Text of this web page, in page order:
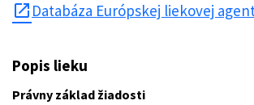
open_in_new Databáza Európskej liekovej
Popis lieku
Právny základ žiadosti